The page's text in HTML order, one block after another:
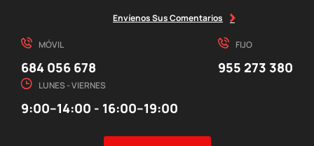
Envíenos Sus Comentarios
MÓVIL
684 056 678
FIJO
955 273 380
LUNES - VIERNES
9:00–14:00 - 16:00–19:00